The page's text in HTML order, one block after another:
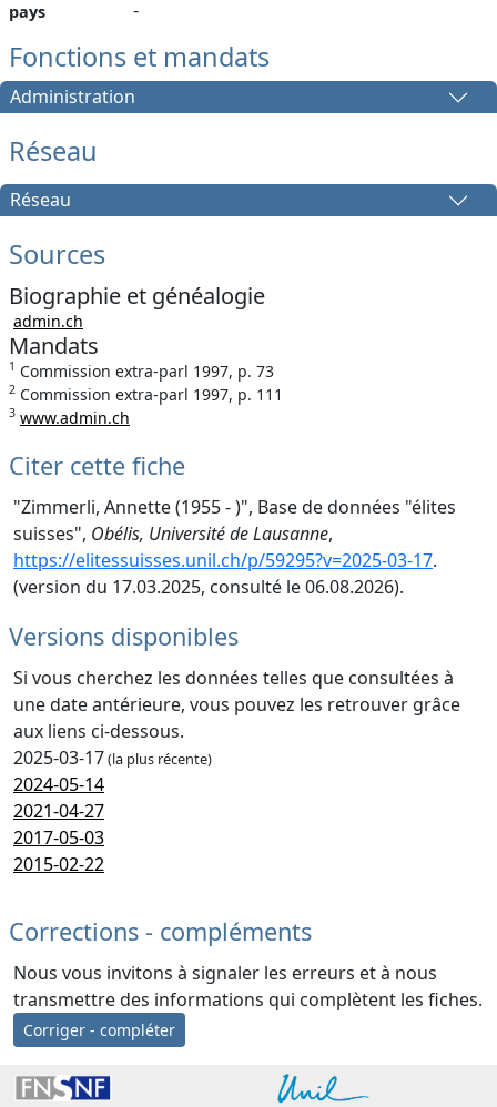
pays
-
Fonctions et mandats
Administration
Réseau
Réseau
Sources
Biographie et généalogie
admin.ch
Mandats
1 Commission extra-parl 1997, p. 73
2 Commission extra-parl 1997, p. 111
3 www.admin.ch
Citer cette fiche
"Zimmerli, Annette (1955 - )", Base de données "élites
suisses", Obélis, Université de Lausanne,
https://elitessuisses.unil.ch/p/59295?v=2025-03-17.
(version du 17.03.2025, consulté le 06.08.2026).
Versions disponibles
Si vous cherchez les données telles que consultées à
une date antérieure, vous pouvez les retrouver grâce
aux liens ci-dessous.
2025-03-17(la plus récente)
2024-05-14
2021-04-27
2017-05-03
2015-02-22
Corrections - compléments
Nous vous invitons à signaler les erreurs et à nous
transmettre des informations qui complètent les fiches.
Corriger - compléter